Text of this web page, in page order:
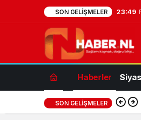
SON GELIŞMELER 23:49
Haberler
SON GELIŞMELER